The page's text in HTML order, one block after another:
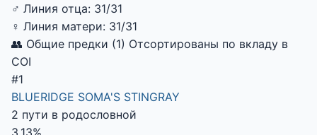
♂ Линия отца: 31/31
♀ Линия матери: 31/31
👥 Общие предки (1) Отсортированы по вкладу в
COI
#1
BLUERIDGE SOMA'S STINGRAY
2 пути в родословной
3.13%